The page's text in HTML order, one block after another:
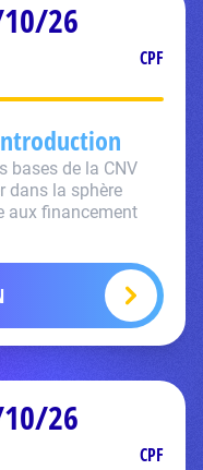
26
CPF
bases de la CNV
dans la sphère
aux financement
26
CPF